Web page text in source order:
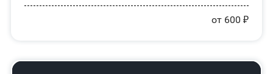
от 600 ₽